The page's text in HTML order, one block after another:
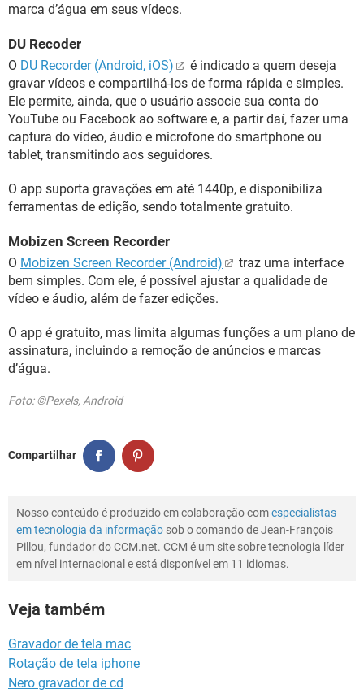
marca d’água em seus vídeos.
DU Recoder
O DU Recorder (Android, iOS)
é indicado a quem deseja
gravar vídeos e compartilhá-los de forma rápida e simples.
Ele permite, ainda, que o usuário associe sua conta do
YouTube ou Facebook ao software e, a partir daí, fazer uma
captura do vídeo, áudio e microfone do smartphone ou
tablet, transmitindo aos seguidores.
O app suporta gravações em até 1440p, e disponibiliza
ferramentas de edição, sendo totalmente gratuito.
Mobizen Screen Recorder
O Mobizen Screen Recorder (Android)
traz uma interface
bem simples. Com ele, é possível ajustar a qualidade de
vídeo e áudio, além de fazer edições.
O app é gratuito, mas limita algumas funções a um plano de
assinatura, incluindo a remoção de anúncios e marcas
d’água.
Foto: ©Pexels, Android
Compartilhar
Nosso conteúdo é produzido em colaboração comespecialistas
em tecnologia da informação sob o comando de Jean-François
Pillou, fundador do CCM.net. CCM é um site sobre tecnologia líder
em nível internacional e está disponível em 11 idiomas.
Veja também
Gravador de tela mac
Rotação de tela iphone
Nero gravador de cd